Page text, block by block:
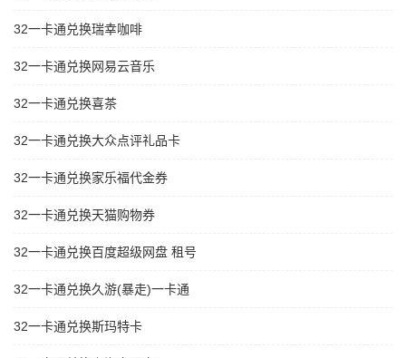
32一卡通兑换瑞幸咖啡
32一卡通兑换网易云音乐
32一卡通兑换喜茶
32一卡通兑换大众点评礼品卡
32一卡通兑换家乐福代金券
32一卡通兑换天猫购物券
32一卡通兑换百度超级网盘 租号
32一卡通兑换久游(暴走)一卡通
32一卡通兑换斯玛特卡